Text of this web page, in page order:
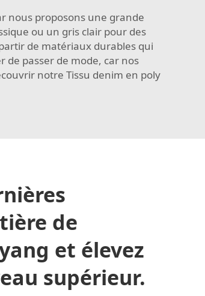
nous proposons une grande
ou un gris clair pour des
de matériaux durables qui
de passer de mode, car nos
notre Tissu denim en poly
de
et élevez
supérieur.